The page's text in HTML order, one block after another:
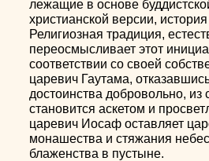
лежащие в основе
христианской версии,
Религиозная традиция,
переосмысливает этот
соответствии со своей
царевич Гаутама,
достоинства добровольно, из
становится аскетом и
царевич Иосаф оставляет
монашества и стяжания
блаженства в пустыне.